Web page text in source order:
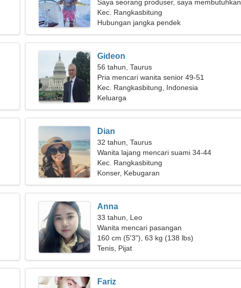
Saya seorang produser, saya membutuhkan
wanita yang luar biasa
Kec. Rangkasbitung
Hubungan jangka pendek
Gideon
56 tahun, Taurus
Pria mencari wanita senior 49-51
Kec. Rangkasbitung, Indonesia
Keluarga
Dian
32 tahun, Taurus
Wanita lajang mencari suami 34-44
Kec. Rangkasbitung
Konser, Kebugaran
Anna
33 tahun, Leo
Wanita mencari pasangan
160 cm (5'3"), 63 kg (138 lbs)
Tenis, Pijat
Fariz